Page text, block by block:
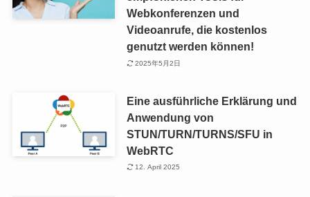
Webkonferenzen und
Videoanrufe, die kostenlos
genutzt werden können!
2025年5月2日
Eine ausführliche Erklärung und
Anwendung von
STUN/TURN/TURNS/SFU in
WebRTC
12. April 2025